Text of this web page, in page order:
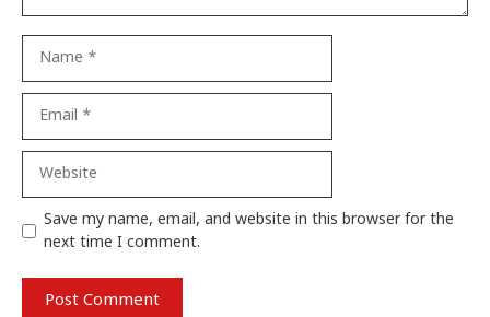
Save my name, email, and website in this browser for the
next time I comment.